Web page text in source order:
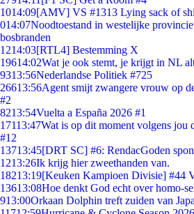
1014:09[AMV] VS #1313 Lying sack of
014:07Noodtoestand in westelijke
bosbranden
1214:03[RTL4] Bestemming X
19614:02Wat je ook stemt, je krijgt in NL
9313:56Nederlandse Politiek #725
26613:56Agent smijt zwangere vrouw op
#2
8213:54Vuelta a España 2026 #1
17113:47Wat is op dit moment volgens jou
#12
13713:45[DRT SC] #6: RendacGoden
1213:26Ik krijg hier zweethanden van.
18213:19[Keuken Kampioen Divisie] #44
13613:08Hoe denkt God echt over homo-
913:00Orkaan Dolphin treft zuiden van